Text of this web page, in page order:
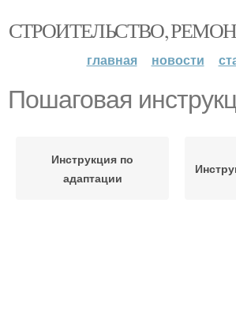
СТРОИТЕЛЬСТВО,
главная новости
Пошаговая
Инструкция по
адаптации